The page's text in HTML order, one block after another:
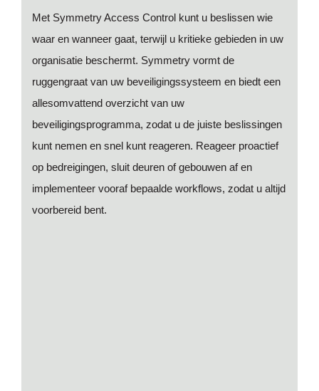
Met Symmetry Access Control kunt u beslissen wie
waar en wanneer gaat, terwijl u kritieke gebieden in uw
organisatie beschermt. Symmetry vormt de
ruggengraat van uw beveiligingssysteem en biedt een
allesomvattend overzicht van uw
beveiligingsprogramma, zodat u de juiste beslissingen
kunt nemen en snel kunt reageren. Reageer proactief
op bedreigingen, sluit deuren of gebouwen af ​​en
implementeer vooraf bepaalde workflows, zodat u altijd
voorbereid bent.